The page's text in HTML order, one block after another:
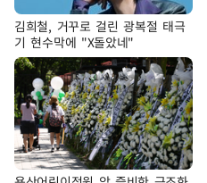
김희철, 거꾸로 걸린 광복절 태극
기 현수막에 "X돌았네"